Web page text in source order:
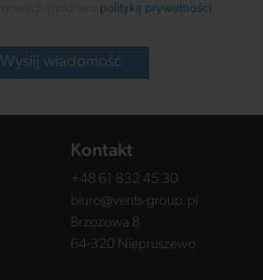
polityką prywatności
Wyślij wiadomość
Kontakt
+48 61 832 45 30
biuro@vents-group.pl
Brzozowa 8
64-320 Niepruszewo